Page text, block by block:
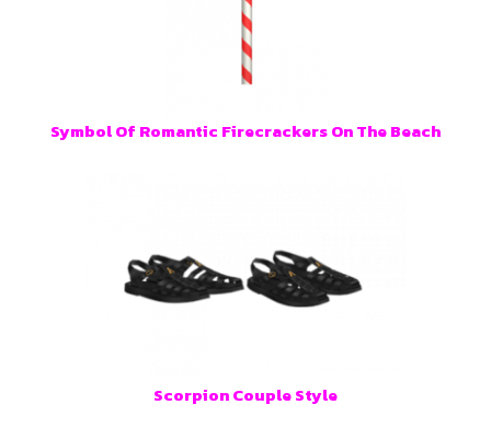
Symbol Of Romantic Firecrackers On The Beach
Scorpion Couple Style